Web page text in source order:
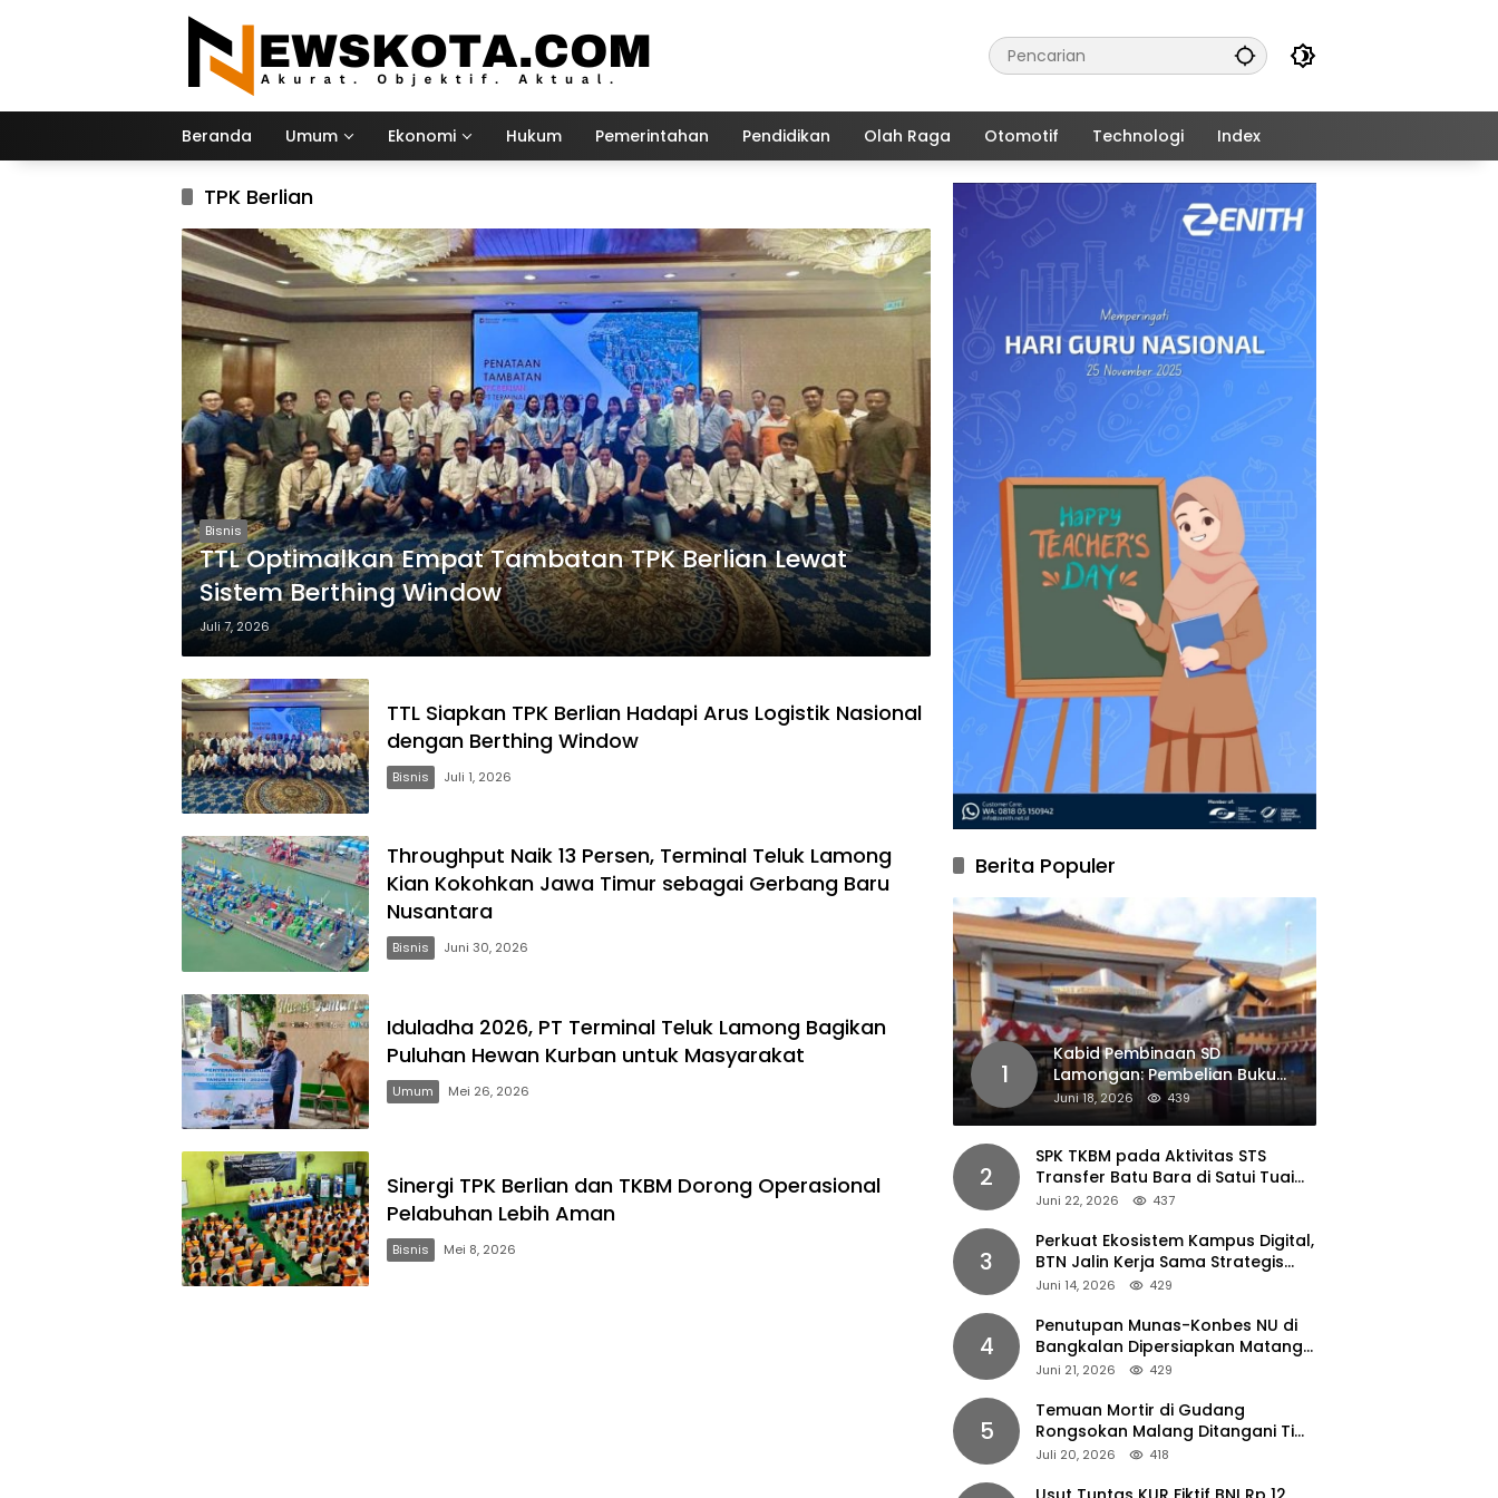
Beranda Umum Ekonomi Hukum Pemerintahan Pendidikan Olah Raga Otomotif Technologi Index
TPK Berlian
Bisnis
TTL Optimalkan Empat Tambatan TPK Berlian Lewat
Sistem Berthing Window
Juli 7, 2026
TTL Siapkan TPK Berlian Hadapi Arus Logistik Nasional
dengan Berthing Window
Bisnis Juli 1, 2026
Throughput Naik 13 Persen, Terminal Teluk Lamong
Kian Kokohkan Jawa Timur sebagai Gerbang Baru
Nusantara
Bisnis Juni 30, 2026
Iduladha 2026, PT Terminal Teluk Lamong Bagikan
Puluhan Hewan Kurban untuk Masyarakat
Umum Mei 26, 2026
Sinergi TPK Berlian dan TKBM Dorong Operasional
Pelabuhan Lebih Aman
Bisnis Mei 8, 2026
Berita Populer
1
Kabid Pembinaan SD
Lamongan: Pembelian Buku
Pendamping Tidak Boleh
Dipaksakan
Juni 18, 2026 439
2
SPK TKBM pada Aktivitas STS
Transfer Batu Bara di Satui Tuai
Sorotan
Juni 22, 2026 437
3
Perkuat Ekosistem Kampus Digital,
BTN Jalin Kerja Sama Strategis
dengan UNAIR
Juni 14, 2026 429
4
Penutupan Munas-Konbes NU di
Bangkalan Dipersiapkan Matang,
Gus Ipul Turun Tangan
Juni 21, 2026 429
5
Temuan Mortir di Gudang
Rongsokan Malang Ditangani Tim
Gegana Polda Jatim
Juli 20, 2026 418